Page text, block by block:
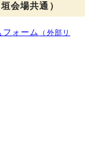
会場共通）
ォーム
（外部リ